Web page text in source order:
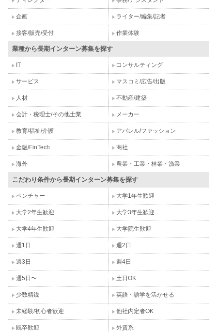
企画 ライター/編集/記者
接客/販売/受付 作業体験
業種から長期インターン募集を探す
IT コンサルティング
サービス マスコミ/広告/出版
人材 不動産/建築
会計・税理士/その他士業 メーカー
教育/福祉/介護 アパレル/ファッション
金融/FinTech 商社
海外 農業・工業・林業・漁業
こだわり条件から長期インターン募集を探す
ベンチャー 大学1年生歓迎
大学2年生歓迎 大学3年生歓迎
大学4年生歓迎 大学院生歓迎
週1日 週2日
週3日 週4日
週5日〜 土日OK
少数精鋭 英語・語学を活かせる
未経験/初心者歓迎 他社内定者OK
既卒歓迎 外資系